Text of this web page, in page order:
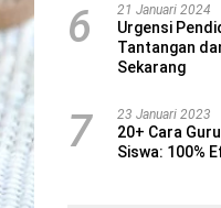
6 21 Januari 2024
Urgensi
Tantangan
Sekarang
7 23 Januari 2023
20+ Cara
Siswa: 100%